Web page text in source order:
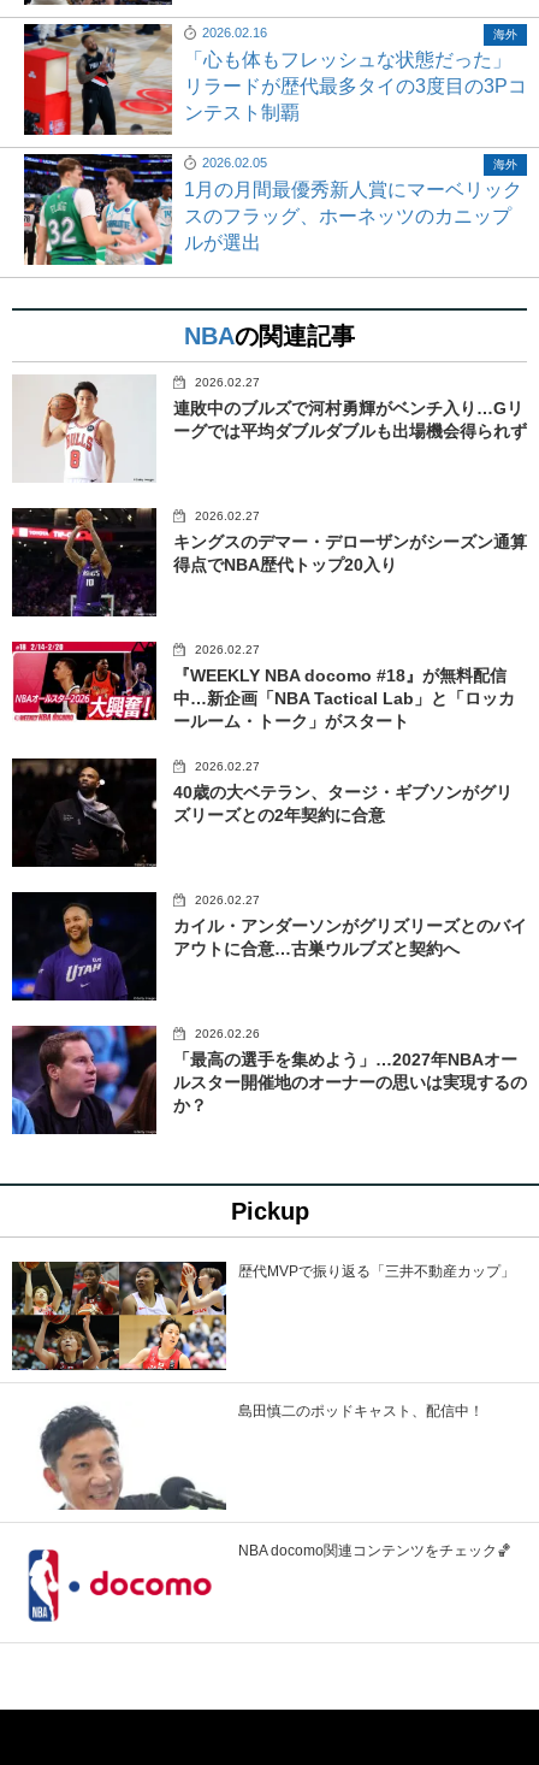
2026.02.16
「心も体もフレッシュな状態だった」
リラードが歴代最多タイの3度目の3Pコ
ンテスト制覇
海外
2026.02.05
1月の月間最優秀新人賞にマーベリック
スのフラッグ、ホーネッツのカニップ
ルが選出
海外
NBAの関連記事
2026.02.27
連敗中のブルズで河村勇輝がベンチ入り…Gリ
ーグでは平均ダブルダブルも出場機会得られず
2026.02.27
キングスのデマー・デローザンがシーズン通算
得点でNBA歴代トップ20入り
2026.02.27
『WEEKLY NBA docomo #18』が無料配信
中…新企画「NBA Tactical Lab」と「ロッカ
ールーム・トーク」がスタート
2026.02.27
40歳の大ベテラン、タージ・ギブソンがグリ
ズリーズとの2年契約に合意
2026.02.27
カイル・アンダーソンがグリズリーズとのバイ
アウトに合意…古巣ウルブズと契約へ
2026.02.26
「最高の選手を集めよう」…2027年NBAオー
ルスター開催地のオーナーの思いは実現するの
か？
Pickup
歴代MVPで振り返る「三井不動産カップ」
島田慎二のポッドキャスト、配信中！
NBA docomo関連コンテンツをチェック🏀